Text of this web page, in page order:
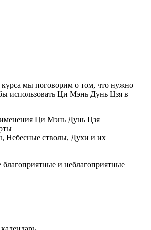
мы поговорим о том, что нужно
использовать Ци Мэнь Дунь Цзя в
Ци Мэнь Дунь Цзя
Небесные стволы, Духи и их
и неблагоприятные